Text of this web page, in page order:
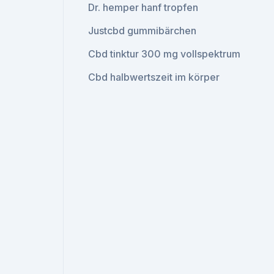
Dr. hemper hanf tropfen
Justcbd gummibärchen
Cbd tinktur 300 mg vollspektrum
Cbd halbwertszeit im körper